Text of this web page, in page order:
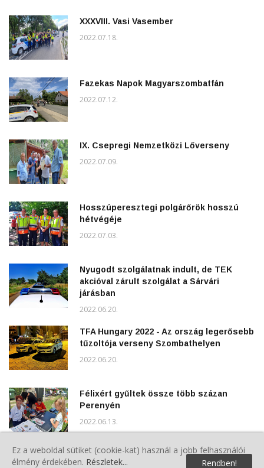
XXXVIII. Vasi Vasember
2022.07.18.
Fazekas Napok Magyarszombatfán
2022.07.12.
IX. Csepregi Nemzetközi Lőverseny
2022.07.09.
Hosszúperesztegi polgárőrök hosszú
hétvégéje
2022.07.03.
Nyugodt szolgálatnak indult, de TEK
akcióval zárult szolgálat a Sárvári
járásban
2022.06.20.
TFA Hungary 2022 - Az ország legerősebb
tűzoltója verseny Szombathelyen
2022.06.20.
Félixért gyűltek össze több százan
Perenyén
2022.06.13.
Pünkösd hétfői rendezvények Rönökön
Ez a weboldal sütiket (cookie-kat) használ a jobb felhasználói
élmény érdekében. Részletek... Rendben!